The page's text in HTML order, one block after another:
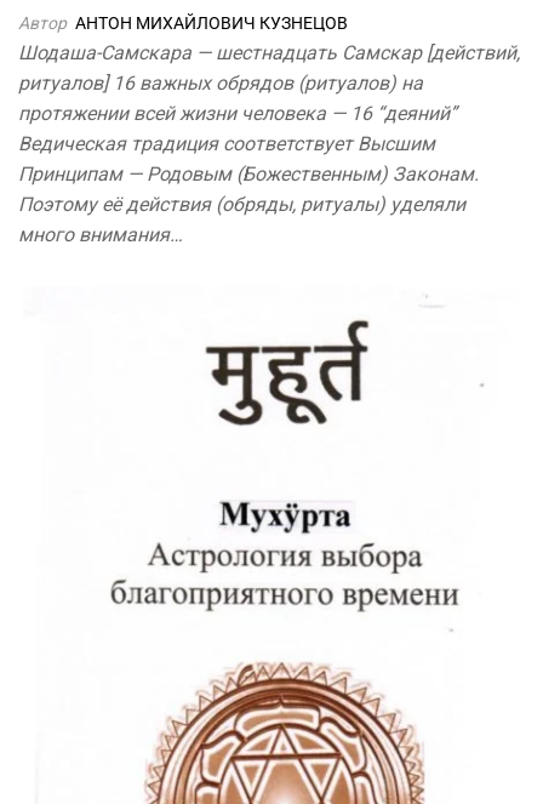
Автор АНТОН МИХАЙЛОВИЧ КУЗНЕЦОВ
Шодаша-Самскара — шестнадцать Самскар [действий,
ритуалов] 16 важных обрядов (ритуалов) на
протяжении всей жизни человека — 16 “деяний”
Ведическая традиция соответствует Высшим
Принципам — Родовым (Божественным) Законам.
Поэтому её действия (обряды, ритуалы) уделяли
много внимания…